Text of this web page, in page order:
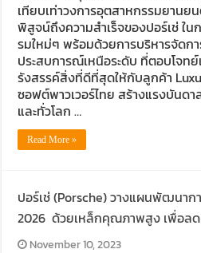
เทียบเท่าวงการอุตสาหกรรมยานย
พิสูจน์ถึงความสำเร็จของปอร์เช่ ใน
รมใหม่ๆ พร้อมด้วยการบริหารจัดก
ประสบการณ์เหนือระดับ ที่ตอบโจท
รังสรรค์สิ่งที่ดีที่สุดให้กับลูกค้า
ซอฟต์พาวเวอร์ไทย สร้างแรงบันดา
และทั่วโลก …
Read More »
ปอร์เช่ (Porsche) วางแผนพัฒนา
2026 ด้วยเหล็กคุณภาพสูง เพื่อล
November 10, 2023